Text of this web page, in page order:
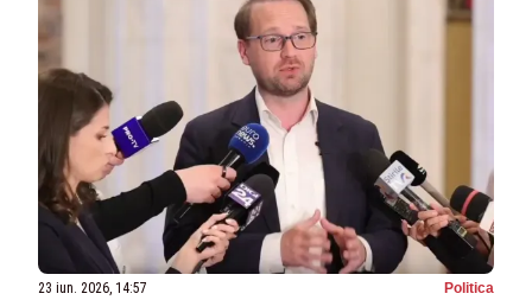
23 iun. 2026, 14:57 Politica